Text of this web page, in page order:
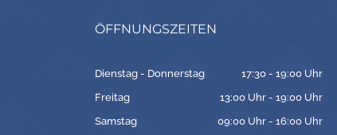
ÖFFNUNGSZEITEN
Dienstag - Donnerstag
17:30 - 19:00 Uhr
Freitag
13:00 Uhr - 19:00 Uhr
Samstag
09:00 Uhr - 16:00 Uhr